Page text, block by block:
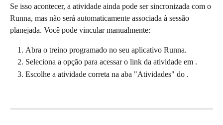
Se isso acontecer, a atividade ainda pode ser sincronizada com o
Runna, mas não será automaticamente associada à sessão
planejada. Você pode vincular manualmente:
Abra o treino programado no seu aplicativo Runna.
Seleciona a opção para acessar o link da atividade em .
Escolhe a atividade correta na aba "Atividades" do .